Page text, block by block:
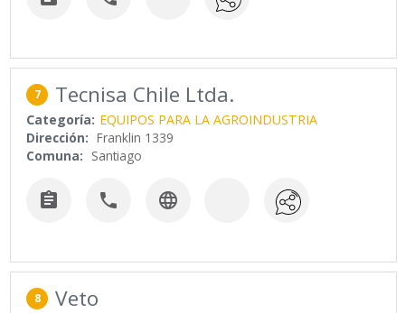
7 Tecnisa Chile Ltda.
Categoría: EQUIPOS PARA LA AGROINDUSTRIA
Dirección: Franklin 1339
Comuna: Santiago
  
8 Veto